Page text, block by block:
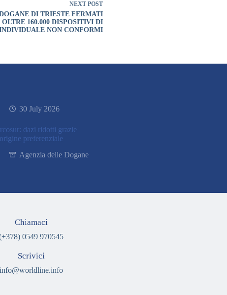
NEXT POST
DI TRIESTE FERMATI
160.000 DISPOSITIVI DI
NON CONFORMI
30 July 2026
dazi ridotti grazie
preferenziale
Agenzia delle Dogane
Chiamaci
0549 970545
Scrivici
info@worldline.info